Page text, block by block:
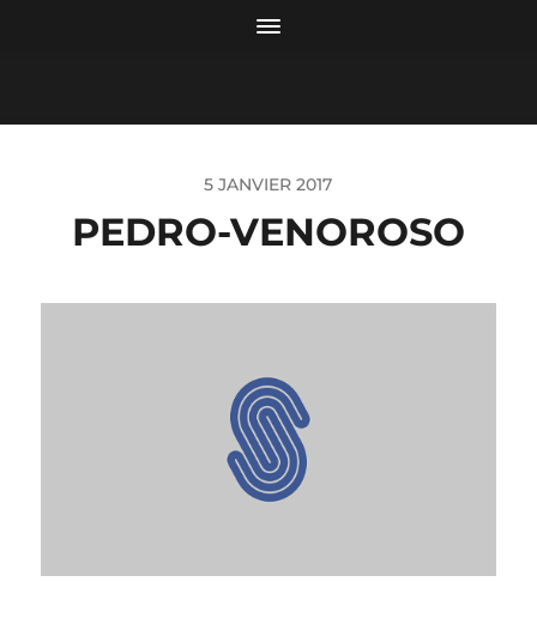
5 JANVIER 2017
PEDRO-VENOROSO